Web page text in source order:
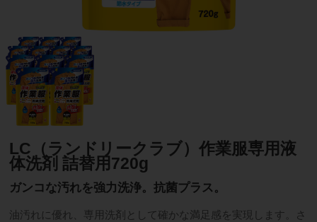
LC（ランドリークラブ）作業服専用液
体洗剤 詰替用720g
ガンコな汚れを強力洗浄。抗菌プラス。
油汚れに優れ、専用洗剤として確かな満足感を実現します。さ